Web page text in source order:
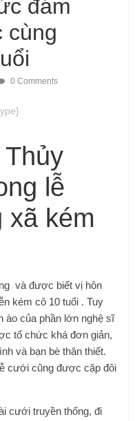
đám
cùng
0 Comments
lễ
xã kém
và được biết vị hôn
kém cô 10 tuổi . Tuy
ào của phần lớn nghệ sĩ
tổ chức khá đơn giản,
và bạn bè thân thiết.
cưới cũng được cặp đôi
cưới truyền thống, đi